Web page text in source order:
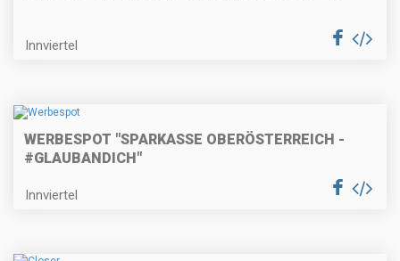
Innviertel
WERBESPOT "SPARKASSE OBERÖSTERREICH -
#GLAUBANDICH"
Innviertel